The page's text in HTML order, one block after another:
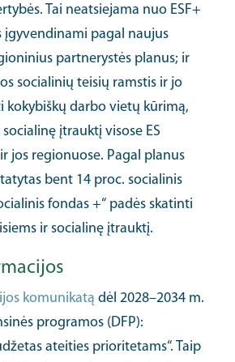
Tai neatsiejama nuo ESF+
įgyvendinami pagal naujus
partnerystės planus; ir
socialinių teisių ramstis ir jo
kokybiškų darbo vietų kūrimą,
įtrauktį visose ES
jos regionuose. Pagal planus
bent 14 proc. socialinis
fondas +“ padės skatinti
ir socialinę įtrauktį.
komunikatą dėl 2028–2034 m.
programos (DFP):
ateities prioritetams“. Taip